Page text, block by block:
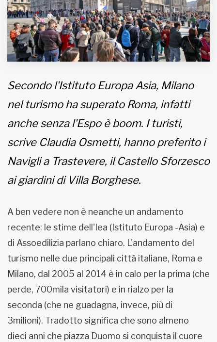
Inviateci le vostre segnalazioni
Iscriviti alla newsletter
Fondato e diretto da Enzo De
EDB edizioni - Via Brivio angolo C.
Informativa sulla privacy
Secondo l'Istituto Europa Asia, Milano
nel turismo ha superato Roma, infatti
anche senza l'Espo è boom. I turisti,
scrive Claudia Osmetti, hanno preferito i
Navigli a Trastevere, il Castello Sforzesco
ai giardini di Villa Borghese.
A ben vedere non è neanche un andamento
recente: le stime dell'Iea (Istituto Europa -Asia) e
di Assoedilizia parlano chiaro. L'andamento del
turismo nelle due principali città italiane, Roma e
Milano, dal 2005 al 2014 è in calo per la prima (che
perde, 700mila visitatori) e in rialzo per la
seconda (che ne guadagna, invece, più di
3milioni). Tradotto significa che sono almeno
dieci anni che piazza Duomo si conquista il cuore